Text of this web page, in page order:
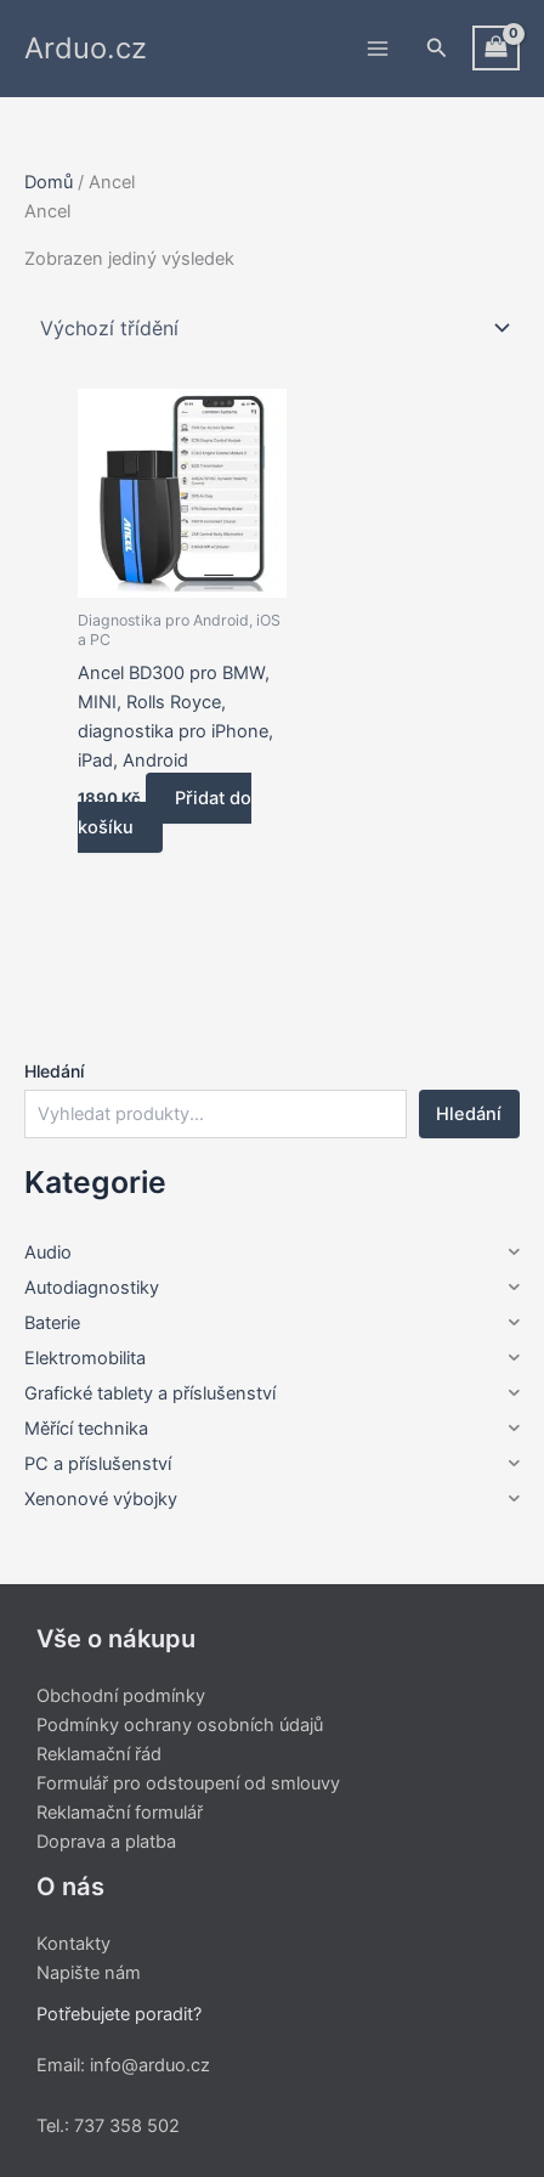
Arduo.cz Hledat
Hledání
Hledání
Kategorie
Audio
Autodiagnostiky
Baterie
Elektromobilita
Grafické tablety a příslušenství
Měřící technika
PC a příslušenství
Xenonové výbojky
Domů / Ancel
Ancel
Zobrazen jediný výsledek
Diagnostika pro Android, iOS
a PC
Ancel BD300 pro BMW,
MINI, Rolls Royce,
diagnostika pro iPhone,
iPad, Android
1890Kč
Přidat do
košíku
Vše o nákupu
Obchodní podmínky
Podmínky ochrany osobních údajů
Reklamační řád
Formulář pro odstoupení od smlouvy
Reklamační formulář
Doprava a platba
O nás
Kontakty
Napište nám
Potřebujete poradit?
Email: info@arduo.cz
Tel.: 737 358 502